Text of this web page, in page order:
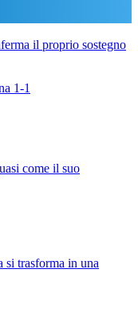
il proprio sostegno
1-1
come il suo
si trasforma in una